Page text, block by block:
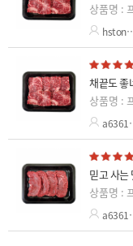
상품명 :
급, 용도,
*
채끝도 좋
상품명 :
급, 용도,
*
믿고 사는
상품명 :
급, 용도,
*